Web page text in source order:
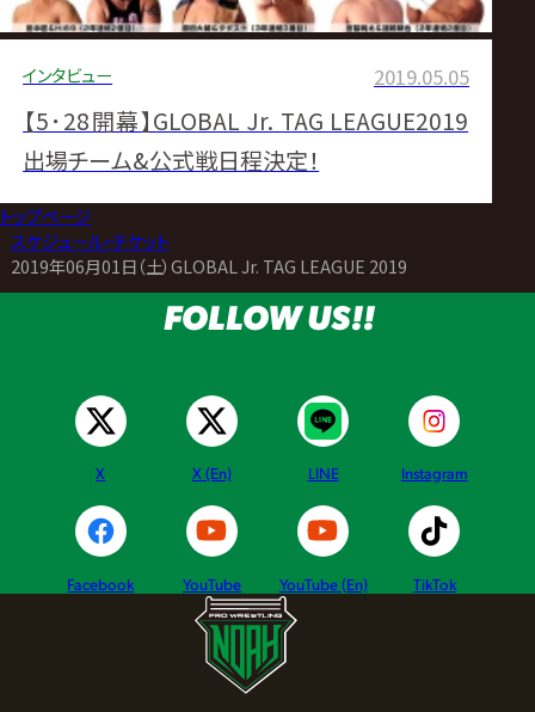
インタビュー 2019.05.05
【5･28開幕】GLOBAL Jr. TAG LEAGUE2019
出場チーム&公式戦日程決定！
トップページ
スケジュール・チケット
2019年06月01日（土）GLOBAL Jr. TAG LEAGUE 2019
FOLLOW US!!
X X (En) LINE Instagram
Facebook YouTube YouTube (En) TikTok